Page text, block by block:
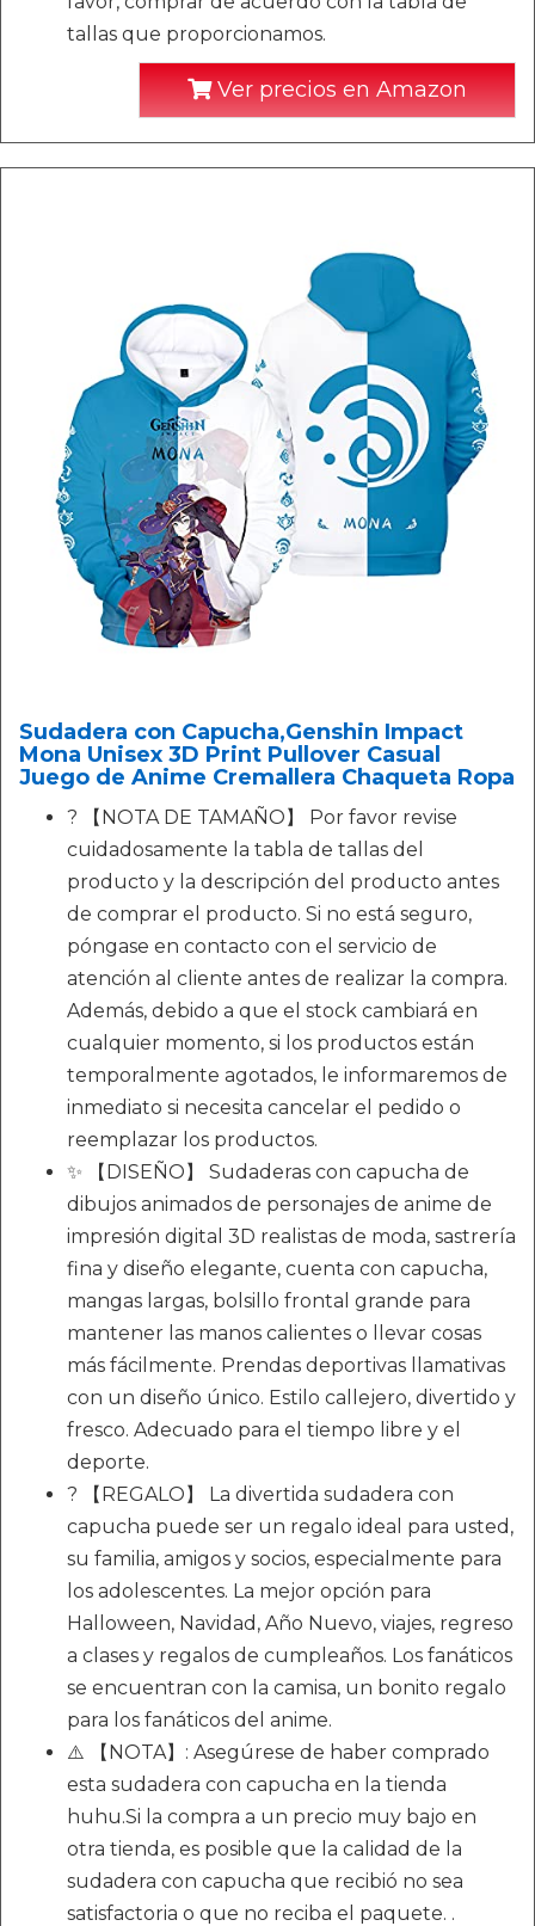
tallas que proporcionamos.
Ver precios en Amazon
Sudadera con Capucha,Genshin Impact
Mona Unisex 3D Print Pullover Casual
Juego de Anime Cremallera Chaqueta Ropa
? 【NOTA DE TAMAÑO】 Por favor revise
cuidadosamente la tabla de tallas del
producto y la descripción del producto antes
de comprar el producto. Si no está seguro,
póngase en contacto con el servicio de
atención al cliente antes de realizar la compra.
Además, debido a que el stock cambiará en
cualquier momento, si los productos están
temporalmente agotados, le informaremos de
inmediato si necesita cancelar el pedido o
reemplazar los productos.
✨ 【DISEÑO】 Sudaderas con capucha de
dibujos animados de personajes de anime de
impresión digital 3D realistas de moda, sastrería
fina y diseño elegante, cuenta con capucha,
mangas largas, bolsillo frontal grande para
mantener las manos calientes o llevar cosas
más fácilmente. Prendas deportivas llamativas
con un diseño único. Estilo callejero, divertido y
fresco. Adecuado para el tiempo libre y el
deporte.
? 【REGALO】 La divertida sudadera con
capucha puede ser un regalo ideal para usted,
su familia, amigos y socios, especialmente para
los adolescentes. La mejor opción para
Halloween, Navidad, Año Nuevo, viajes, regreso
a clases y regalos de cumpleaños. Los fanáticos
se encuentran con la camisa, un bonito regalo
para los fanáticos del anime.
⚠️ 【NOTA】: Asegúrese de haber comprado
esta sudadera con capucha en la tienda
huhu.Si la compra a un precio muy bajo en
otra tienda, es posible que la calidad de la
sudadera con capucha que recibió no sea
satisfactoria o que no reciba el paquete. .